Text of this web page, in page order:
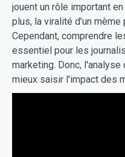
jouent un rôle important
plus, la viralité d’un
Cependant, comprendre
essentiel pour les
marketing. Donc,
mieux saisir l'impact des